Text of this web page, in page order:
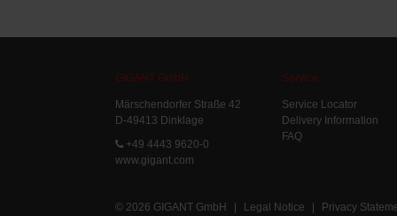
GIGANT GmbH
Märschendorfer Straße 42
D-49413 Dinklage
+49 4443 9620-0
www.gigant.com
Service
Service Locator
Delivery Information
FAQ
© 2026 GIGANT GmbH | Legal Notice | Privacy